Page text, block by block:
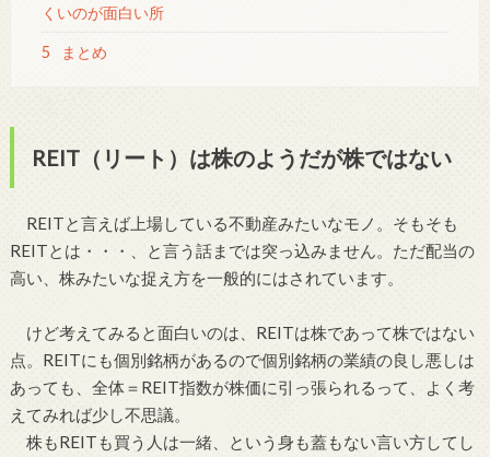
くいのが面白い所
5 まとめ
REIT（リート）は株のようだが株ではない
REITと言えば上場している不動産みたいなモノ。そもそも
REITとは・・・、と言う話までは突っ込みません。ただ配当の
高い、株みたいな捉え方を一般的にはされています。
けど考えてみると面白いのは、REITは株であって株ではない
点。REITにも個別銘柄があるので個別銘柄の業績の良し悪しは
あっても、全体＝REIT指数が株価に引っ張られるって、よく考
えてみれば少し不思議。
株もREITも買う人は一緒、という身も蓋もない言い方してし